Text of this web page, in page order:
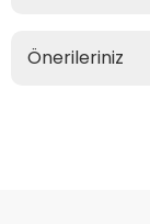
Önerileriniz